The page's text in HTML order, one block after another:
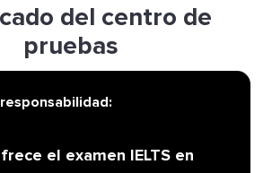
del centro de
pruebas
el examen IELTS en